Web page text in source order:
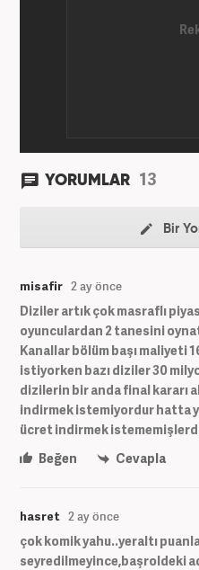
YORUMLAR 13
Bir
misafir 2 ay önce
Diziler artık çok masraflı
oyunculardan 2 tanesini
Kanallar bölüm başı maliyeti
istiyorken bazı diziler 30
dizilerin bir anda final kararı
indirmek istemiyordur hatta
ücret indirmek
Beğen
Cevapla
hasret 2 ay önce
çok komik yahu..yeraltı
seyredilmeyince,başroldeki